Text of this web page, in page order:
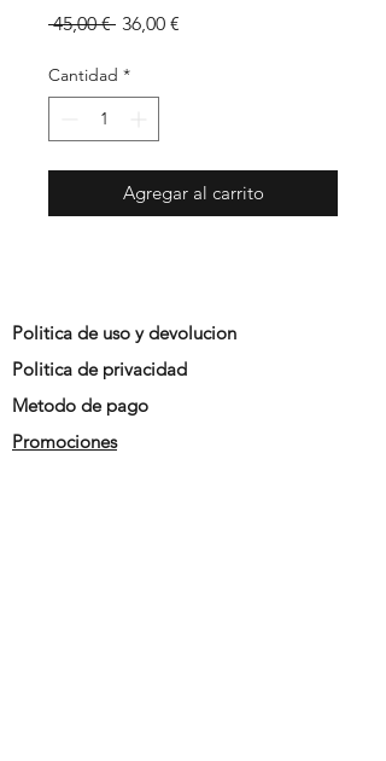
45,00 € Precio
36,00 €
Cantidad *
Agregar al carrito
Politica de uso y devolucion
Politica de privacidad
Metodo de pago
Promociones